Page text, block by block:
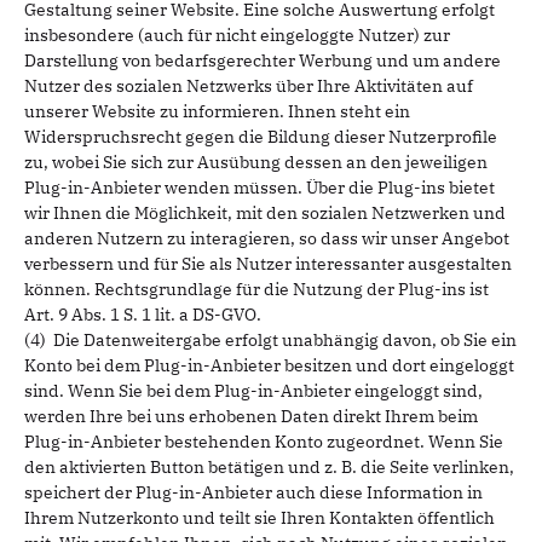
Gestaltung seiner Website. Eine solche Auswertung erfolgt
insbesondere (auch für nicht eingeloggte Nutzer) zur
Darstellung von bedarfsgerechter Werbung und um andere
Nutzer des sozialen Netzwerks über Ihre Aktivitäten auf
unserer Website zu informieren. Ihnen steht ein
Widerspruchsrecht gegen die Bildung dieser Nutzerprofile
zu, wobei Sie sich zur Ausübung dessen an den jeweiligen
Plug-in-Anbieter wenden müssen. Über die Plug-ins bietet
wir Ihnen die Möglichkeit, mit den sozialen Netzwerken und
anderen Nutzern zu interagieren, so dass wir unser Angebot
verbessern und für Sie als Nutzer interessanter ausgestalten
können. Rechtsgrundlage für die Nutzung der Plug-ins ist
Art. 9 Abs. 1 S. 1 lit. a DS-GVO.
(4) Die Datenweitergabe erfolgt unabhängig davon, ob Sie ein
Konto bei dem Plug-in-Anbieter besitzen und dort eingeloggt
sind. Wenn Sie bei dem Plug-in-Anbieter eingeloggt sind,
werden Ihre bei uns erhobenen Daten direkt Ihrem beim
Plug-in-Anbieter bestehenden Konto zugeordnet. Wenn Sie
den aktivierten Button betätigen und z. B. die Seite verlinken,
speichert der Plug-in-Anbieter auch diese Information in
Ihrem Nutzerkonto und teilt sie Ihren Kontakten öffentlich